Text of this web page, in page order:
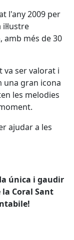
l'any 2009 per
amb més de 30
va ser valorat i
una gran icona
les melodies
ajudar a les
única i gaudir
Coral Sant